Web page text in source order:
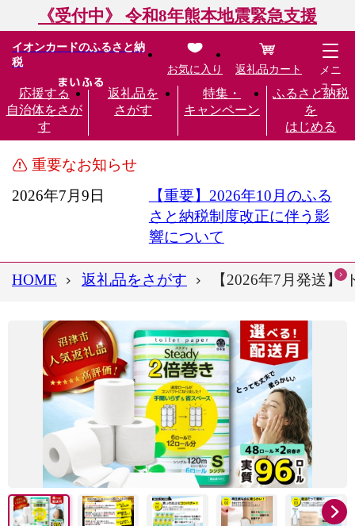
《受付中》 令和8年熊本地震緊急支援
イオンカードのふるさと納
税
応援する
自治体をさが
す
返礼品を
さがす
特集・
キャンペーン
ふるさと納税
を
はじめる
お気に入り 返礼品カート
メニ
ュー
重要なお知らせ
2026年7月9日
【重要】2026年10月のふる
さと納税制度改正に伴う影
響について
HOME 返礼品をさがす 【2026年7月発送